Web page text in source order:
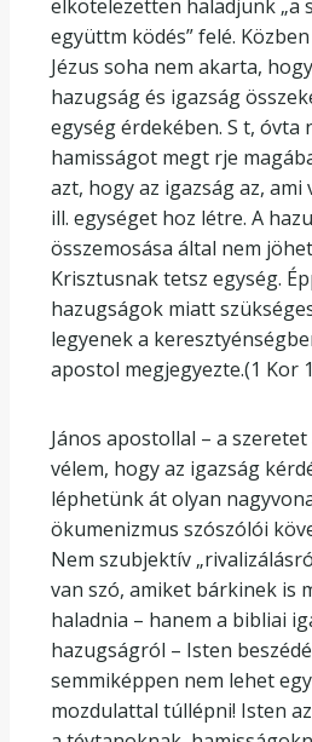
elkötelezetten haladjunk „a
együttm ködés” felé.
Jézus soha nem akarta,
hazugság és igazság
egység érdekében. S t, óvta
hamisságot megt rje
azt, hogy az igazság az,
ill. egységet hoz létre. A
összemosása által nem
Krisztusnak tetsz egység.
hazugságok miatt
legyenek a
apostol megjegyezte.(1 Kor
János apostollal – a
vélem, hogy az igazság
léphetünk át olyan
ökumenizmus szószólói
Nem szubjektív
van szó, amiket bárkinek is
haladnia – hanem a bibliai
hazugságról – Isten
semmiképpen nem lehet
mozdulattal túllépni! Isten